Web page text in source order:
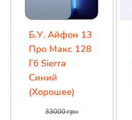
Б.У. Айфон 13
Про Макс 128
Гб Sierra
Синий
(Хорошее)
33000грн